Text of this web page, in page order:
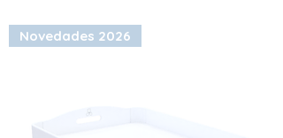
Novedades 2026